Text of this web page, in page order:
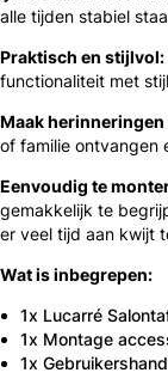
alle tijden stabiel
Praktisch en stijlvol:
functionaliteit met
Maak
of familie ontvangen
Eenvoudig te
gemakkelijk te
er veel tijd aan kwijt
Wat is inbegrepen:
1x Lucarré
1x Montage
1x